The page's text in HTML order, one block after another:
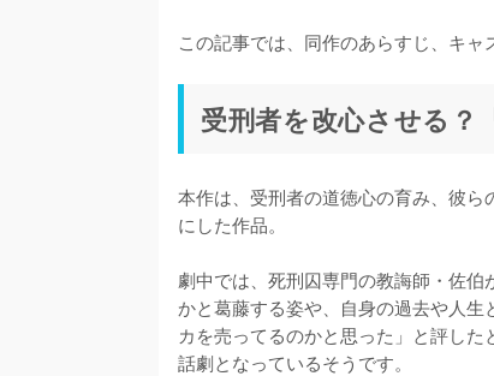
この記事では、同作のあらすじ、キャ
受刑者を改心させる？
本作は、受刑者の道徳心の育み、彼
にした作品。
劇中では、死刑囚専門の教誨師・佐
かと葛藤する姿や、自身の過去や人
カを売ってるのかと思った」と評し
話劇となっているそうです。